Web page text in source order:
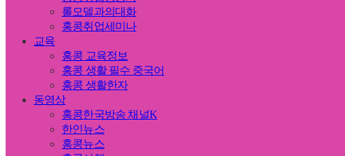
롤모델과의대화
홍콩취업세미나
교육
홍콩 교육정보
홍콩 생활 필수 중국어
홍콩 생활한자
동영상
홍콩한국방송 채널K
한인뉴스
홍콩뉴스